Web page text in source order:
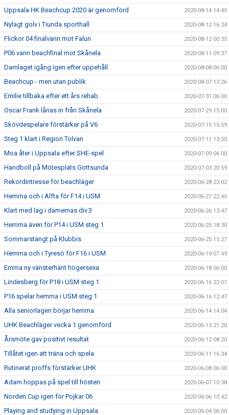
Uppsala HK Beachcup 2020 är genomförd 2020-08-14 14:45
Nylagt golv i Tiunda sporthall 2020-08-12 16:24
Flickor 04 finalvann mot Falun 2020-08-12 00:35
P06 vann beachfinal mot Skånela 2020-08-11 09:37
Damlaget igång igen efter uppehåll 2020-08-08 06:00
Beachcup - men utan publik 2020-08-07 13:26
Emilie tillbaka efter ett års rehab 2020-07-31 06:00
Oscar Frank lånas in från Skånela 2020-07-29 15:00
Skövdespelare förstärker på V6 2020-07-15 15:59
Steg 1 klart i Region Tolvan 2020-07-11 13:50
Moa åter i Uppsala efter SHE-spel 2020-07-09 06:00
Handboll på Mötesplats Gottsunda 2020-07-03 20:59
Rekordintresse för beachläger 2020-06-28 23:02
Hemma och i Alfta för F14 i USM 2020-06-27 22:45
Klart med lag i damernas div.3 2020-06-26 13:47
Hemma även för P14 i USM steg 1 2020-06-25 18:30
Sommarstängt på Klubbis 2020-06-25 15:27
Hemma och i Tyresö för F16 i USM 2020-06-19 07:49
Emma ny vänsterhänt högersexa 2020-06-18 06:00
Lindesberg för P18 i USM steg 1 2020-06-16 22:07
P16 spelar hemma i USM steg 1 2020-06-16 12:47
Alla seniorlagen börjar hemma 2020-06-14 14:04
UHK Beachläger vecka 1 genomförd 2020-06-13 21:20
Årsmöte gav positivt resultat 2020-06-12 08:20
Tillåtet igen att träna och spela 2020-06-11 16:34
Rutinerat proffs förstärker UHK 2020-06-08 06:00
Adam hoppas på spel till hösten 2020-06-07 10:38
Norden Cup igen för Pojkar 06 2020-06-06 10:42
Playing and studying in Uppsala 2020-06-04 06:00